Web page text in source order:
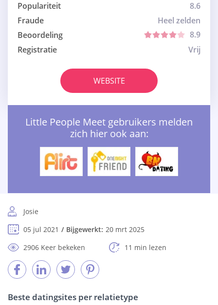
Populariteit
8.6
Fraude
Heel zelden
Beoordeling
8.9
Registratie
Vrij
WEBSITE
Little People Meet gebruikers melden
zich hier ook aan:
Josie
05 jul 2021
Bijgewerkt: 20 mrt 2025
2906 Keer bekeken
11 min lezen
Beste datingsites per relatietype